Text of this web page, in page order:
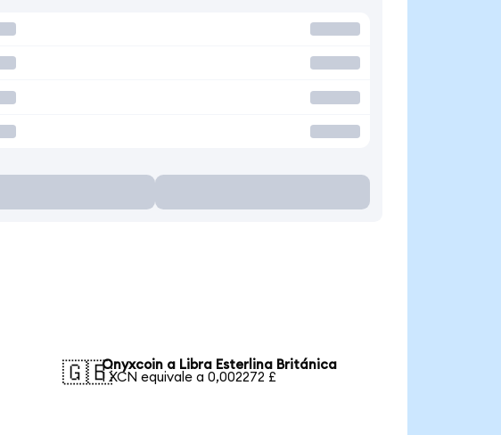
🇬🇧Onyxcoin a Libra Esterlina Británica
1 XCN equivale a 0,002272 £